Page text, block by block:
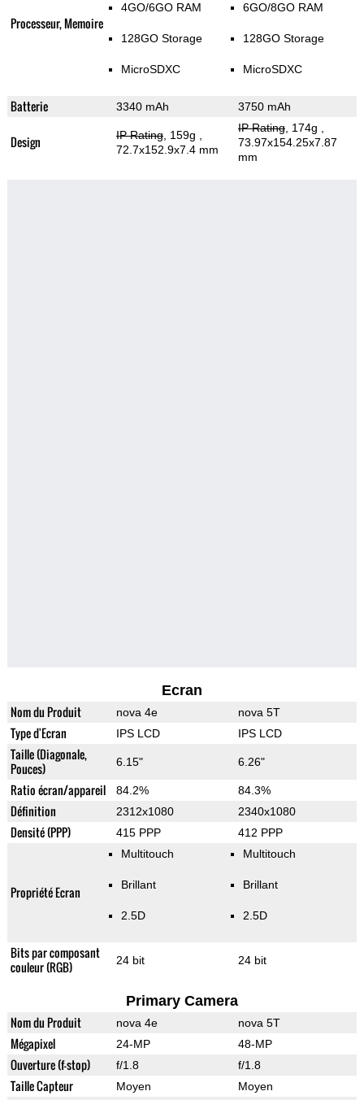
Processeur, Memoire
4GO/6GO RAM
128GO Storage
MicroSDXC
6GO/8GO RAM
128GO Storage
MicroSDXC
Batterie 3340 mAh 3750 mAh
Design IP Rating, 159g
72.7x152.9x7.4 mm
IP Rating, 174g
73.97x154.25x7.87
mm
Ecran
Nom du Produit nova 4e nova 5T
Type d'Ecran IPS LCD IPS LCD
Taille (Diagonale,
Pouces)
6.15" 6.26"
Ratio écran/appareil 84.2% 84.3%
Définition 2312x1080 2340x1080
Densité (PPP) 415 PPP 412 PPP
Propriété Ecran
Multitouch
Brillant
2.5D
Multitouch
Brillant
2.5D
Bits par composant
couleur (RGB)
24 bit 24 bit
Primary Camera
Nom du Produit nova 4e nova 5T
Mégapixel 24-MP 48-MP
Ouverture (f-stop) f/1.8 f/1.8
Taille Capteur Moyen Moyen